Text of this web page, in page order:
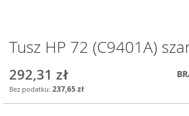
Przejdź
na
początek
galerii
Tusz HP 72 (C9401A)
292,31 zł
237,65 zł